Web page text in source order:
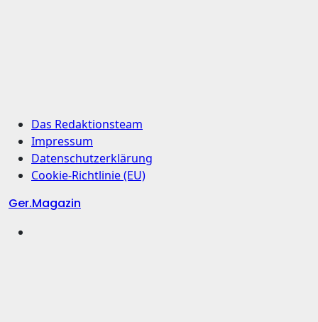
Das Redaktionsteam
Impressum
Datenschutzerklärung
Cookie-Richtlinie (EU)
Ger.Magazin